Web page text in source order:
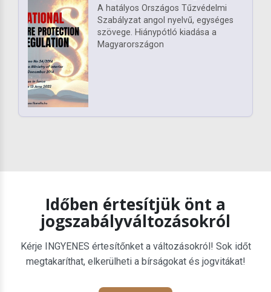
A hatályos Országos Tűzvédelmi
Szabályzat angol nyelvű, egységes
szövege. Hiánypótló kiadása a
Magyarországon
Időben értesítjük önt a
jogszabályváltozásokról
Kérje INGYENES értesítőnket a változásokról! Sok időt
megtakaríthat, elkerülheti a bírságokat és jogvitákat!